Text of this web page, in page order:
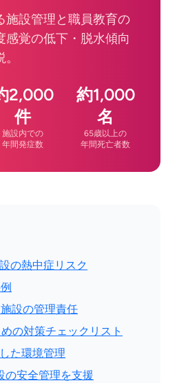
施設管理と職員教育の
感覚の低下・脱水傾向
2,000
件
施設内での
年間発症数
約1,000
名
65歳以上の
年間死亡者数
の熱中症リスク
設の管理責任
の対策チェックリスト
た環境管理
の安全管理を支援